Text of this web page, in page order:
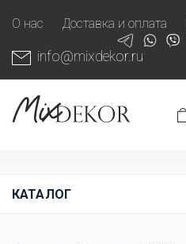
О нас Доставка и оплата
info@mixdekor.ru
КАТАЛОГ